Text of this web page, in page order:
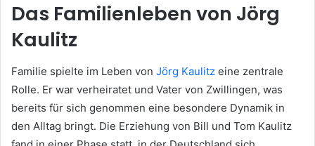
Das Familienleben von Jörg
Kaulitz
Familie spielte im Leben von Jörg Kaulitz eine zentrale
Rolle. Er war verheiratet und Vater von Zwillingen, was
bereits für sich genommen eine besondere Dynamik in
den Alltag bringt. Die Erziehung von Bill und Tom Kaulitz